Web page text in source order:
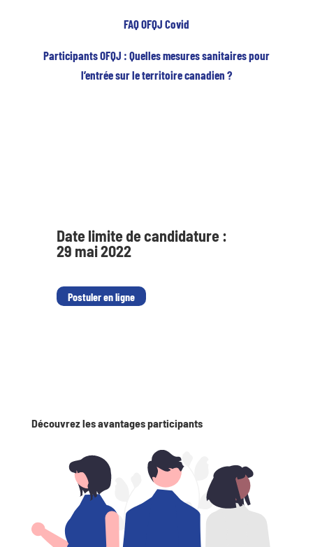
FAQ OFQJ Covid
Participants OFQJ : Quelles mesures sanitaires pour
l’entrée sur le territoire canadien ?
Date limite de candidature :
29 mai 2022
Postuler en ligne
Découvrez les avantages participants